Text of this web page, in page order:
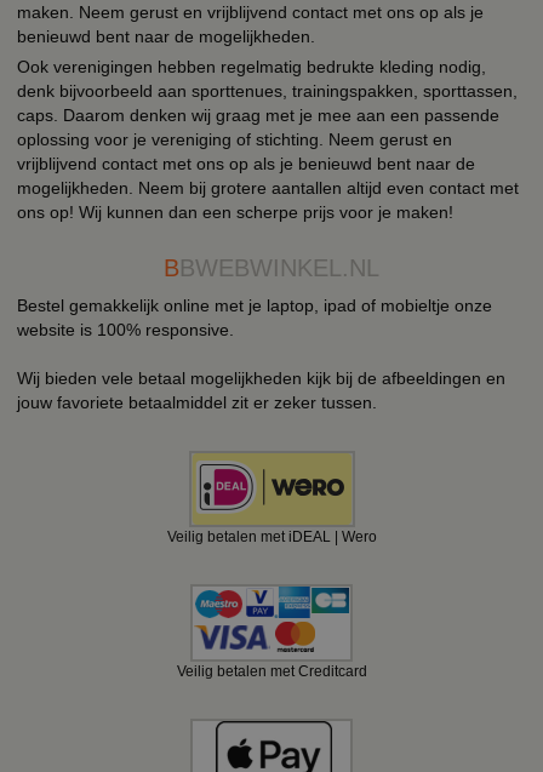
maken. Neem gerust en vrijblijvend contact met ons op als je
benieuwd bent naar de mogelijkheden.
Ook verenigingen hebben regelmatig bedrukte kleding nodig,
denk bijvoorbeeld aan sporttenues, trainingspakken, sporttassen,
caps. Daarom denken wij graag met je mee aan een passende
oplossing voor je vereniging of stichting. Neem gerust en
vrijblijvend contact met ons op als je benieuwd bent naar de
mogelijkheden. Neem bij grotere aantallen altijd even contact met
ons op! Wij kunnen dan een scherpe prijs voor je maken!
BBWEBWINKEL.NL
Bestel gemakkelijk online met je laptop, ipad of mobieltje onze
website is 100% responsive.
Wij bieden vele betaal mogelijkheden kijk bij de afbeeldingen en
jouw favoriete betaalmiddel zit er zeker tussen.
Veilig betalen met iDEAL | Wero
Veilig betalen met Creditcard